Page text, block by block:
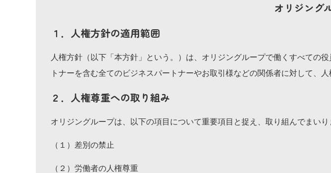
オリジング
１．人権方針の適用範囲
人権方針（以下「本方針」という。）は、オリジングループで働くすべての
トナーを含む全てのビジネスパートナーやお取引様などの関係者に対して、
２．人権尊重への取り組み
オリジングループは、以下の項目について重要項目と捉え、取り組んでまいり
（１）差別の禁止
（２）労働者の人権尊重